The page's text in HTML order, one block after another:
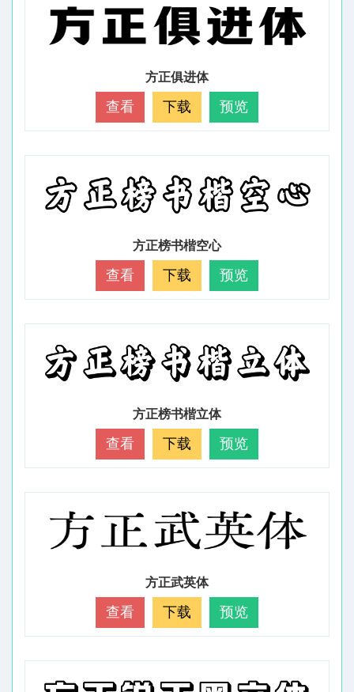
方正俱进体
查看 下载 预览
方正榜书楷空心
查看 下载 预览
方正榜书楷立体
查看 下载 预览
方正武英体
查看 下载 预览